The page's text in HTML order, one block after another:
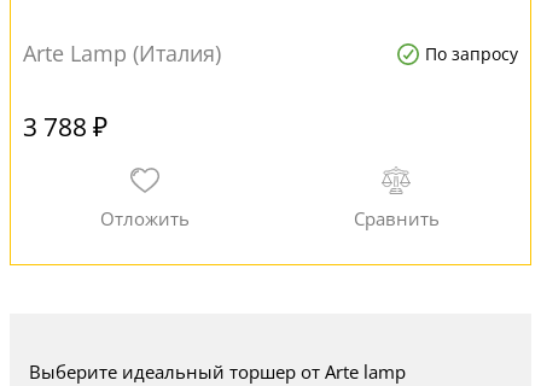
Arte Lamp (Италия) По запросу
3 788 ₽
Выберите идеальный торшер от Arte lamp